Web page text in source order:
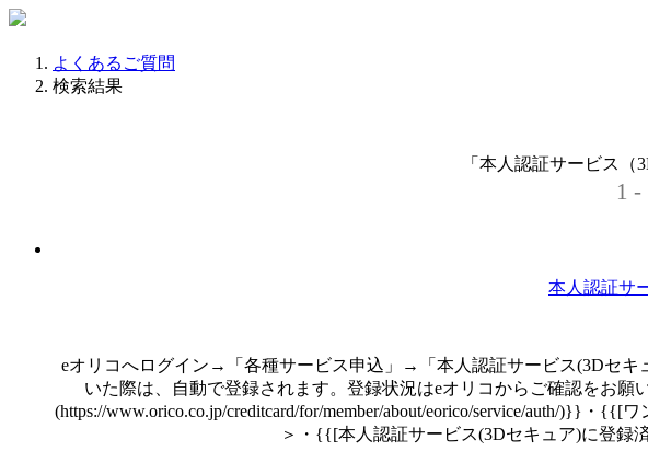
よくあるご質問
検索結果
「本人認証サービス
1 -
本人認証サ
eオリコへログイン→「各種サービス申込」→「本人認証サービス(3Dセキ
いた際は、自動で登録されます。登録状況はeオリコからご確認をお
(https://www.orico.co.jp/creditcard/for/member/about/eorico/service/auth/)}}・
＞・{{[本人認証サービス(3Dセキュア)に登録